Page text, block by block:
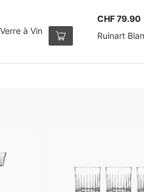
à Vin
CHF 79.90
Ruinart